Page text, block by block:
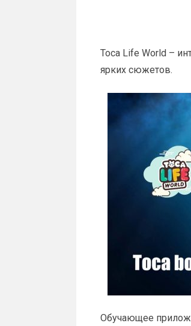
Toca Life World –
ярких сюжетов.
Обучающее